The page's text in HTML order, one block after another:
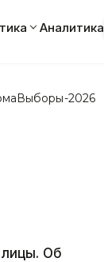
Аналитика
Выборы-2026
Об